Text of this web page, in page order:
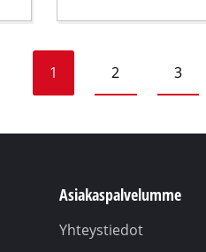
1 2 3
Asiakaspalvelumme
Yhteystiedot